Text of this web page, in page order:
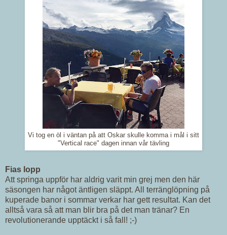
Vi tog en öl i väntan på att Oskar skulle komma i mål i sitt
"Vertical race" dagen innan vår tävling
Fias lopp
Att springa uppför har aldrig varit min grej men den här
säsongen har något äntligen släppt. All terränglöpning på
kuperade banor i sommar verkar har gett resultat. Kan det
alltså vara så att man blir bra på det man tränar? En
revolutionerande upptäckt i så fall! ;-)